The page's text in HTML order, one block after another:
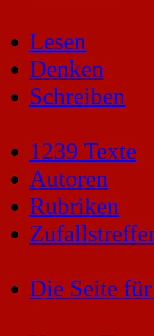
Lesen
Denken
Schreiben
1239 Texte
Autoren
Rubriken
Die Seite